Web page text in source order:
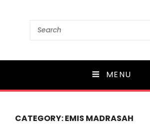
MA
Search
MENU
CATEGORY:EMIS MADRASAH